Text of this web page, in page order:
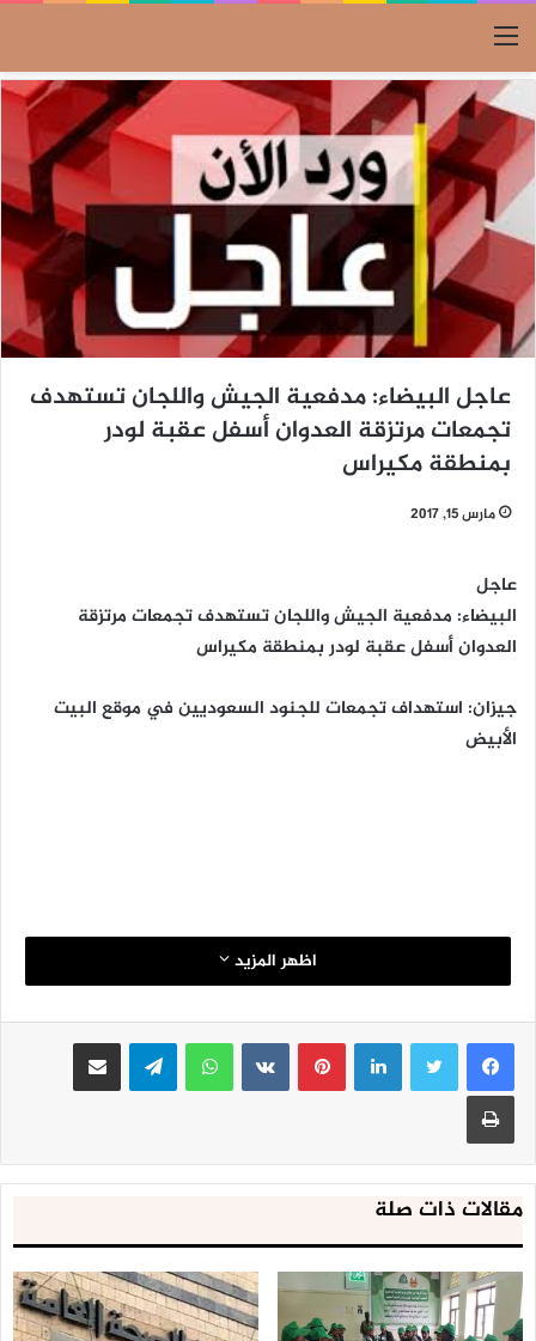
القائمة
عاجل البيضاء: مدفعية الجيش واللجان تستهدف
تجمعات مرتزقة العدوان أسفل عقبة لودر
بمنطقة مكيراس
مارس 15, 2017
عاجل
البيضاء: مدفعية الجيش واللجان تستهدف تجمعات مرتزقة
العدوان أسفل عقبة لودر بمنطقة مكيراس
جيزان: استهداف تجمعات للجنود السعوديين في موقع البيت
الأبيض
اظهر المزيد
لينكدإنبينتيريست واتساب تيلقرام مشاركة عبر البريد
طباعة
مقالات ذات صلة